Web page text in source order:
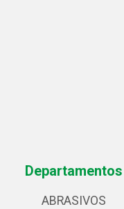
Departamentos
ABRASIVOS